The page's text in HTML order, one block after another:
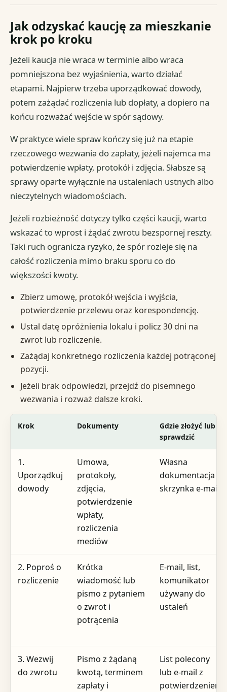
Jak odzyskać kaucję za mieszkanie
krok po kroku
Jeżeli kaucja nie wraca w terminie albo wraca
pomniejszona bez wyjaśnienia, warto działać
etapami. Najpierw trzeba uporządkować dowody,
potem zażądać rozliczenia lub dopłaty, a dopiero na
końcu rozważać wejście w spór sądowy.
W praktyce wiele spraw kończy się już na etapie
rzeczowego wezwania do zapłaty, jeżeli najemca ma
potwierdzenie wpłaty, protokół i zdjęcia. Słabsze są
sprawy oparte wyłącznie na ustaleniach ustnych albo
nieczytelnych wiadomościach.
Jeżeli rozbieżność dotyczy tylko części kaucji, warto
wskazać to wprost i żądać zwrotu bezspornej reszty.
Taki ruch ogranicza ryzyko, że spór rozleje się na
całość rozliczenia mimo braku sporu co do
większości kwoty.
Zbierz umowę, protokół wejścia i wyjścia,
potwierdzenie przelewu oraz korespondencję.
Ustal datę opróżnienia lokalu i policz 30 dni na
zwrot lub rozliczenie.
Zażądaj konkretnego rozliczenia każdej potrąconej
pozycji.
Jeżeli brak odpowiedzi, przejdź do pisemnego
wezwania i rozważ dalsze kroki.
Krok Dokumenty
Gdzie złożyć lub
sprawdzić
1.
Uporządkuj
dowody
Umowa,
protokoły,
zdjęcia,
potwierdzenie
wpłaty,
rozliczenia
mediów
Własna
dokumentacja i
skrzynka e-mail
2. Poproś o
rozliczenie
Krótka
wiadomość lub
pismo z pytaniem
o zwrot i
potrącenia
E-mail, list,
komunikator
używany do
ustaleń
3. Wezwij
do zwrotu
Pismo z żądaną
kwotą, terminem
zapłaty i
List polecony
lub e-mail z
potwierdzeniem